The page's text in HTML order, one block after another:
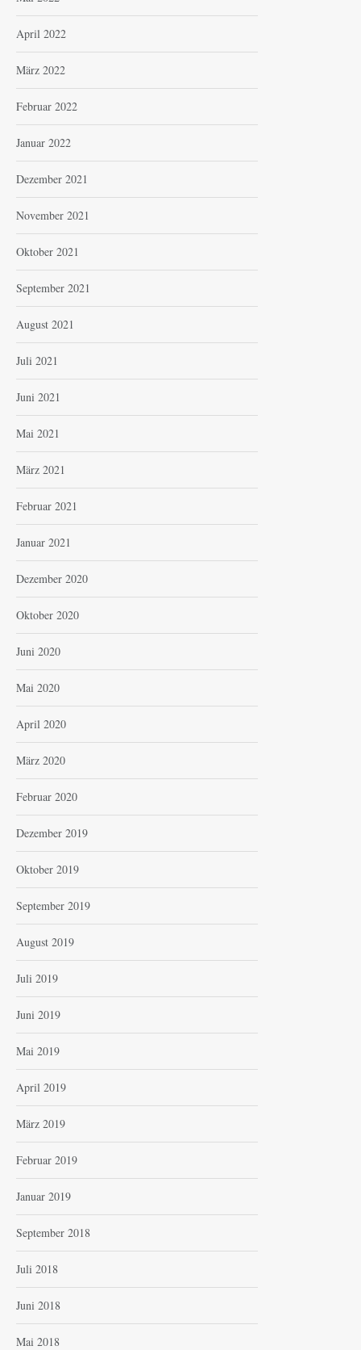
April 2022
März 2022
Februar 2022
Januar 2022
Dezember 2021
November 2021
Oktober 2021
September 2021
August 2021
Juli 2021
Juni 2021
Mai 2021
März 2021
Februar 2021
Januar 2021
Dezember 2020
Oktober 2020
Juni 2020
Mai 2020
April 2020
März 2020
Februar 2020
Dezember 2019
Oktober 2019
September 2019
August 2019
Juli 2019
Juni 2019
Mai 2019
April 2019
März 2019
Februar 2019
Januar 2019
September 2018
Juli 2018
Juni 2018
Mai 2018